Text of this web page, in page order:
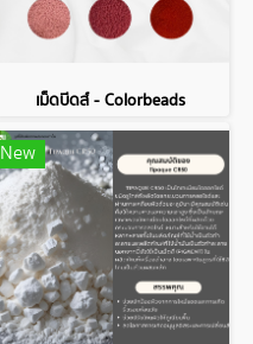
เม็ดบีดส์ - Colorbeads
New